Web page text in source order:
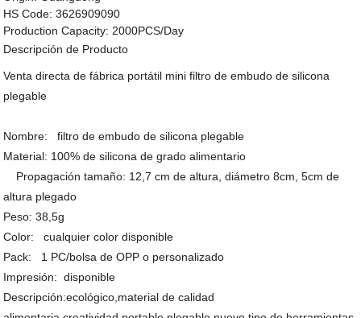
HS Code: 3626909090
Production Capacity: 2000PCS/Day
Descripción de Producto
Venta directa de fábrica portátil mini filtro de embudo de silicona
plegable
Nombre: filtro de embudo de silicona plegable
Material: 100% de silicona de grado alimentario
Propagación tamaño: 12,7 cm de altura, diámetro 8cm, 5cm de
altura plegado
Peso: 38,5g
Color: cualquier color disponible
Pack: 1 PC/bolsa de OPP o personalizado
Impresión: disponible
Descripción:ecológico,material de calidad